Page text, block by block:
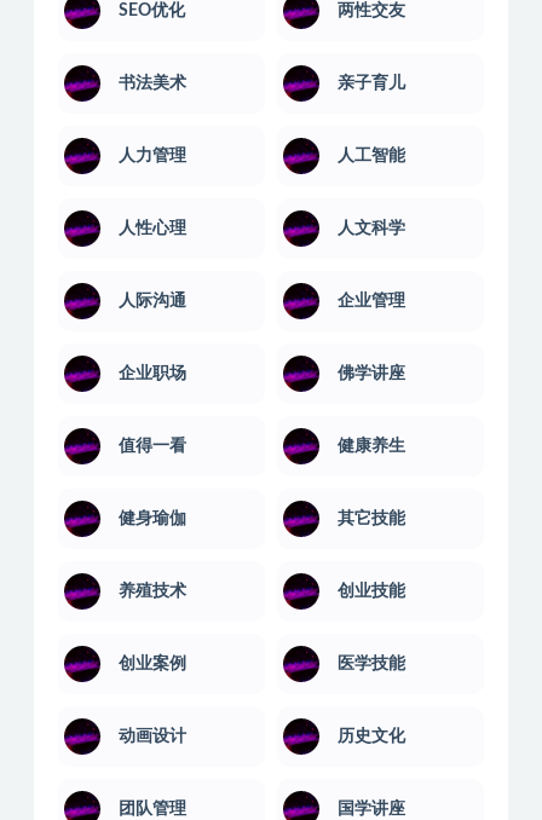
SEO优化 两性交友
书法美术 亲子育儿
人力管理 人工智能
人性心理 人文科学
人际沟通 企业管理
企业职场 佛学讲座
值得一看 健康养生
健身瑜伽 其它技能
养殖技术 创业技能
创业案例 医学技能
动画设计 历史文化
团队管理 国学讲座